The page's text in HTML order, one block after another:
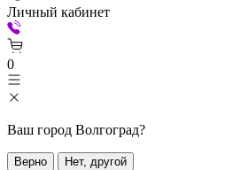
Личный кабинет
0
Ваш город Волгоград?
Верно Нет, другой